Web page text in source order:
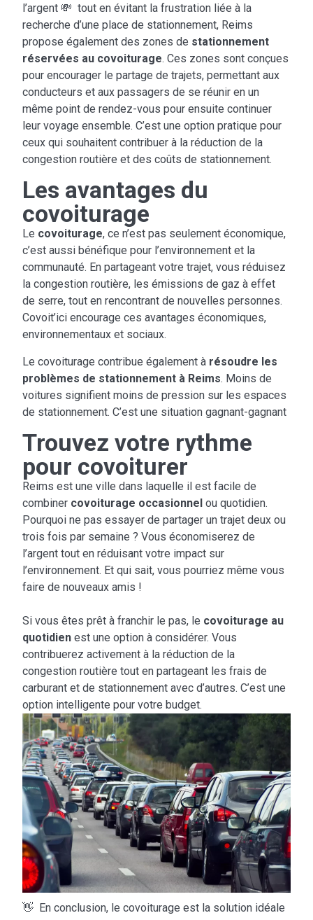
l’argent 💸 tout en évitant la frustration liée à la
recherche d’une place de stationnement, Reims
propose également des zones de stationnement
réservées au covoiturage. Ces zones sont conçues
pour encourager le partage de trajets, permettant aux
conducteurs et aux passagers de se réunir en un
même point de rendez-vous pour ensuite continuer
leur voyage ensemble. C’est une option pratique pour
ceux qui souhaitent contribuer à la réduction de la
congestion routière et des coûts de stationnement.
Les avantages du
covoiturage
Le covoiturage, ce n’est pas seulement économique,
c’est aussi bénéfique pour l’environnement et la
communauté. En partageant votre trajet, vous réduisez
la congestion routière, les émissions de gaz à effet
de serre, tout en rencontrant de nouvelles personnes.
Covoit’ici encourage ces avantages économiques,
environnementaux et sociaux.
Le covoiturage contribue également à résoudre les
problèmes de stationnement à Reims. Moins de
voitures signifient moins de pression sur les espaces
de stationnement. C’est une situation gagnant-gagnant
Trouvez votre rythme
pour covoiturer
Reims est une ville dans laquelle il est facile de
combiner covoiturage occasionnel ou quotidien.
Pourquoi ne pas essayer de partager un trajet deux ou
trois fois par semaine ? Vous économiserez de
l’argent tout en réduisant votre impact sur
l’environnement. Et qui sait, vous pourriez même vous
faire de nouveaux amis !
Si vous êtes prêt à franchir le pas, le covoiturage au
quotidien est une option à considérer. Vous
contribuerez activement à la réduction de la
congestion routière tout en partageant les frais de
carburant et de stationnement avec d’autres. C’est une
option intelligente pour votre budget.
👋 En conclusion, le covoiturage est la solution idéale